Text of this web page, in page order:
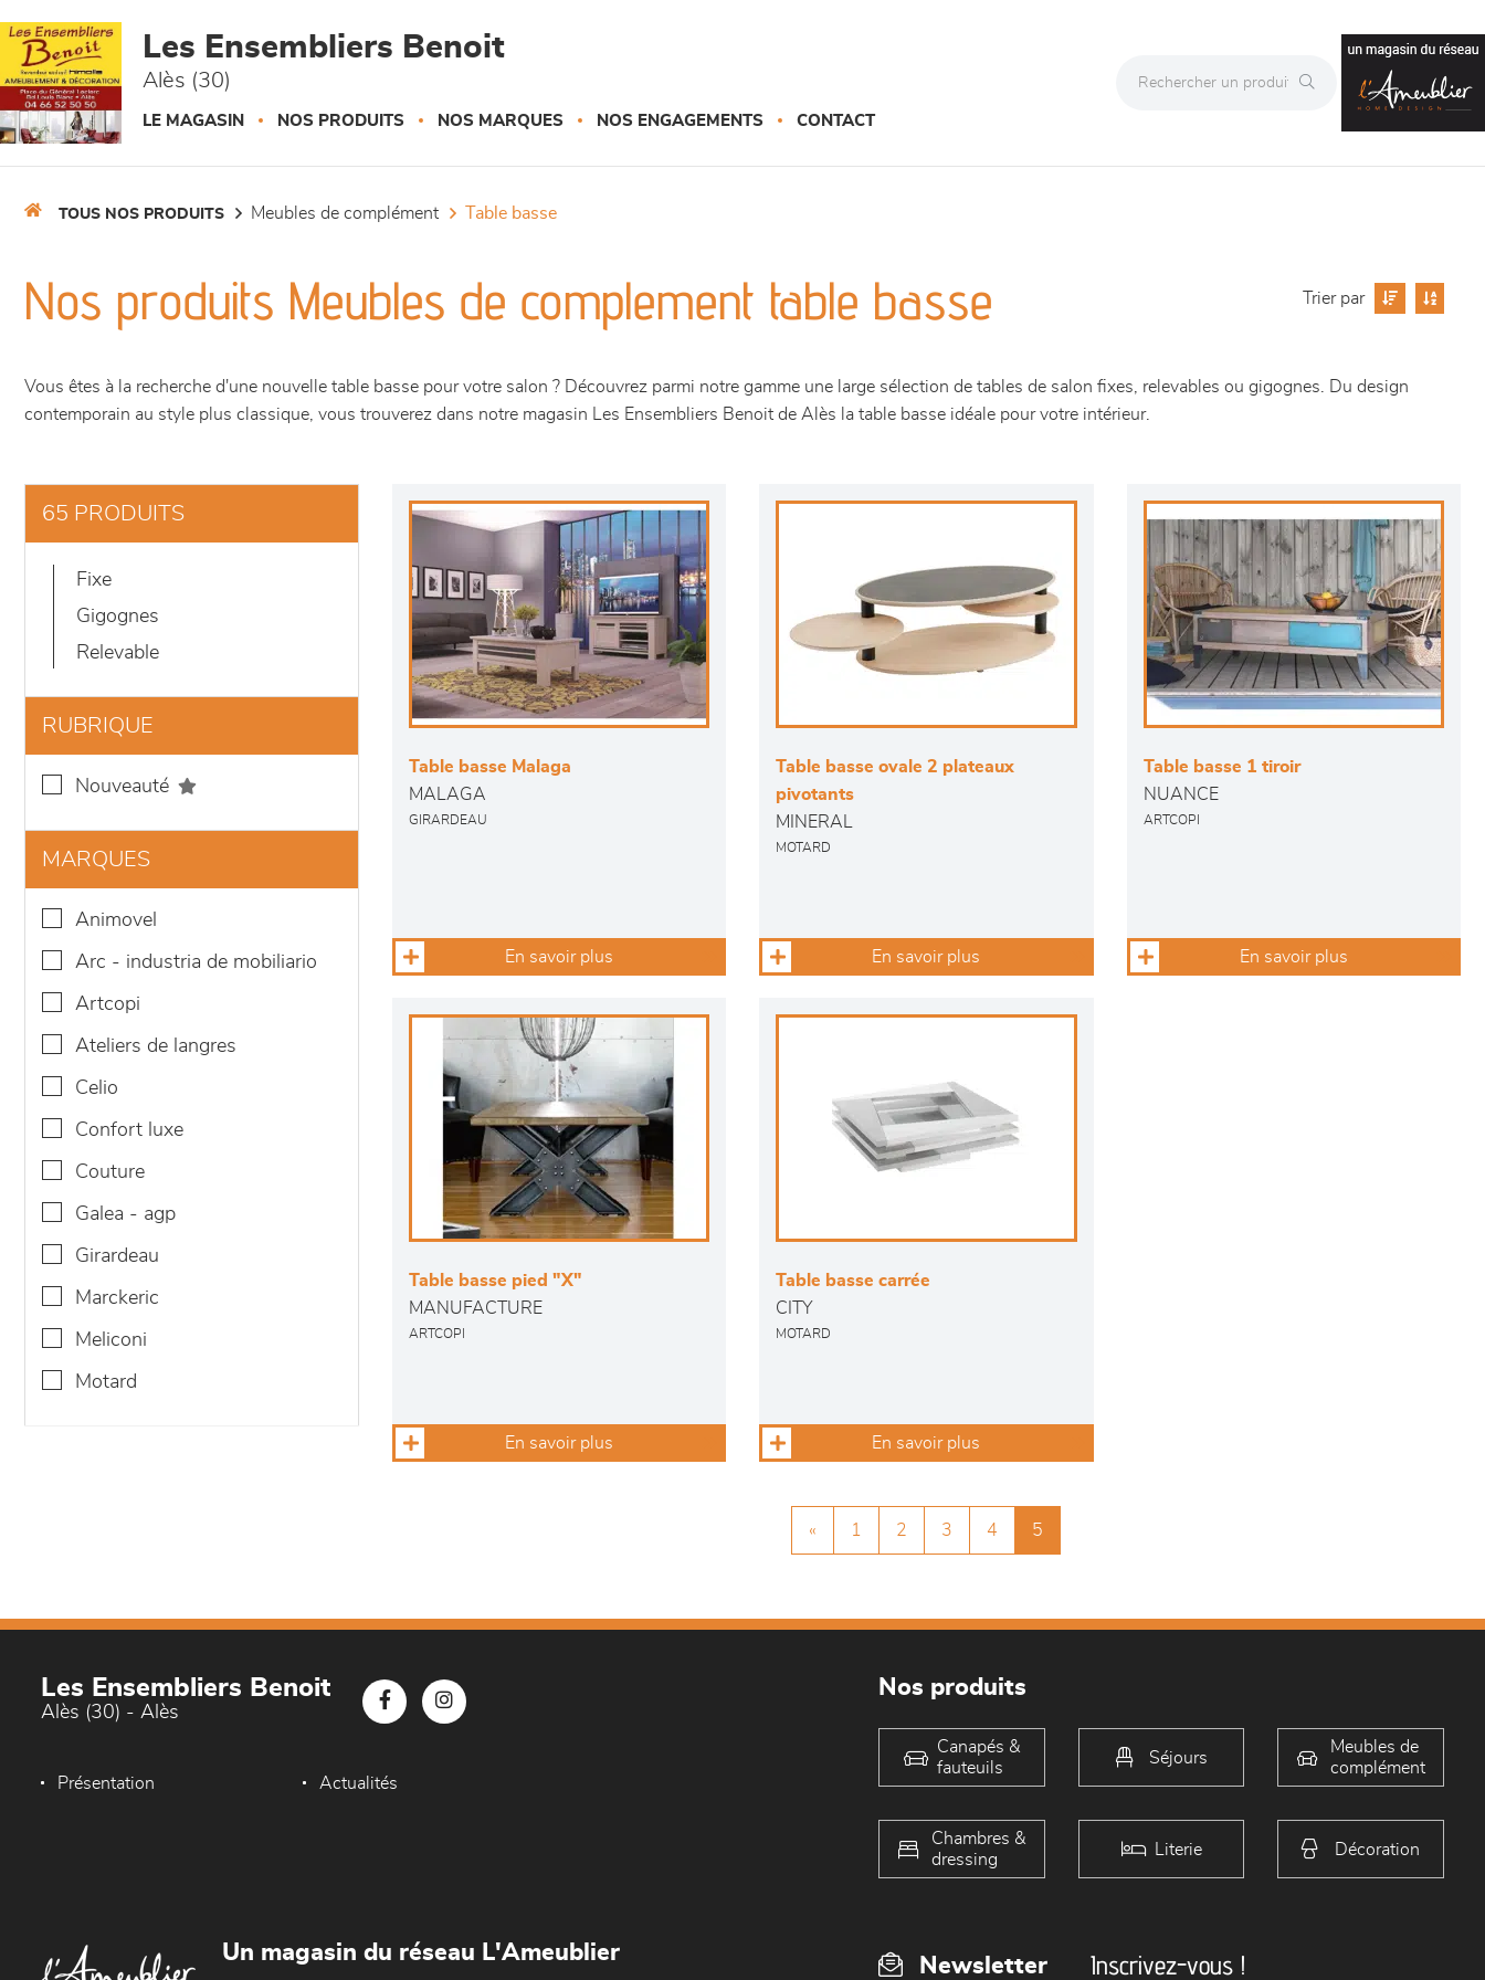
Les Ensembliers Benoit
Alès (30)
LE MAGASIN NOS PRODUITS NOS MARQUES NOS ENGAGEMENTS CONTACT
TOUS NOS PRODUITS meubles de complément table basse
Nos produits Meubles de complement table basse Trier par
Vous êtes à la recherche d'une nouvelle table basse pour votre salon ? Découvrez parmi notre gamme une large sélection de tables de salon fixes, relevables ou gigognes. Du design
contemporain au style plus classique, vous trouverez dans notre magasin Les Ensembliers Benoit de Alès la table basse idéale pour votre intérieur.
65 PRODUITS
fixe
gigognes
relevable
RUBRIQUE
nouveauté
MARQUES
animovel
arc - industria de mobiliario
artcopi
ateliers de langres
celio
confort luxe
couture
galea - agp
girardeau
marckeric
meliconi
motard
Table basse Malaga
MALAGA
GIRARDEAU
En savoir plus
Table basse ovale 2 plateaux
pivotants
MINERAL
MOTARD
En savoir plus
Table basse 1 tiroir
NUANCE
ARTCOPI
En savoir plus
Table basse pied "X"
MANUFACTURE
ARTCOPI
En savoir plus
Table basse carrée
CITY
MOTARD
En savoir plus
« 1 2 3 4 5
Les Ensembliers Benoit
Alès (30) - Alès
Présentation Actualités
Nos produits
Canapés &
fauteuils
Séjours
Meubles de
complément
Chambres &
dressing
Literie Décoration
Newsletter Inscrivez-vous !
Un magasin du réseau L'Ameublier